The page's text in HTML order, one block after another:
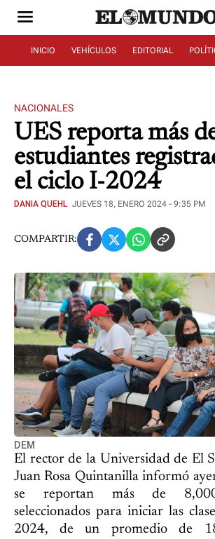
INICIO VEHÍCULOS EDITORIAL
NACIONALES
UES reporta más
estudiantes
el ciclo I-2024
DANIA QUEHL JUEVES 18, ENERO 2024 - 9:35 PM
COMPARTIR:
DEM
El rector de la Universidad de El
Juan Rosa Quintanilla informó
se reportan más de 8,000
seleccionados para iniciar las
2024, de un promedio de